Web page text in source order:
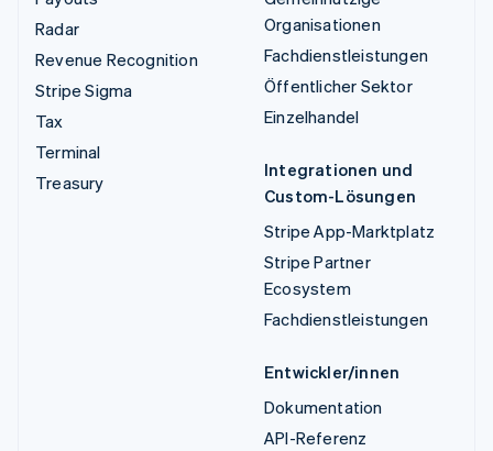
Radar
Revenue Recognition
Stripe Sigma
Tax
Terminal
Treasury
Organisationen
Fachdienstleistungen
Öffentlicher Sektor
Einzelhandel
Integrationen und
Custom-Lösungen
Stripe App-Marktplatz
Stripe Partner
Ecosystem
Fachdienstleistungen
Entwickler/innen
Dokumentation
API-Referenz